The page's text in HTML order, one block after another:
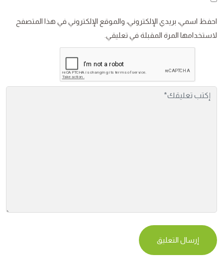
احفظ اسمي، بريدي الإلكتروني، والموقع الإلكتروني في هذا المتصفح
لاستخدامها المرة المقبلة في تعليقي.